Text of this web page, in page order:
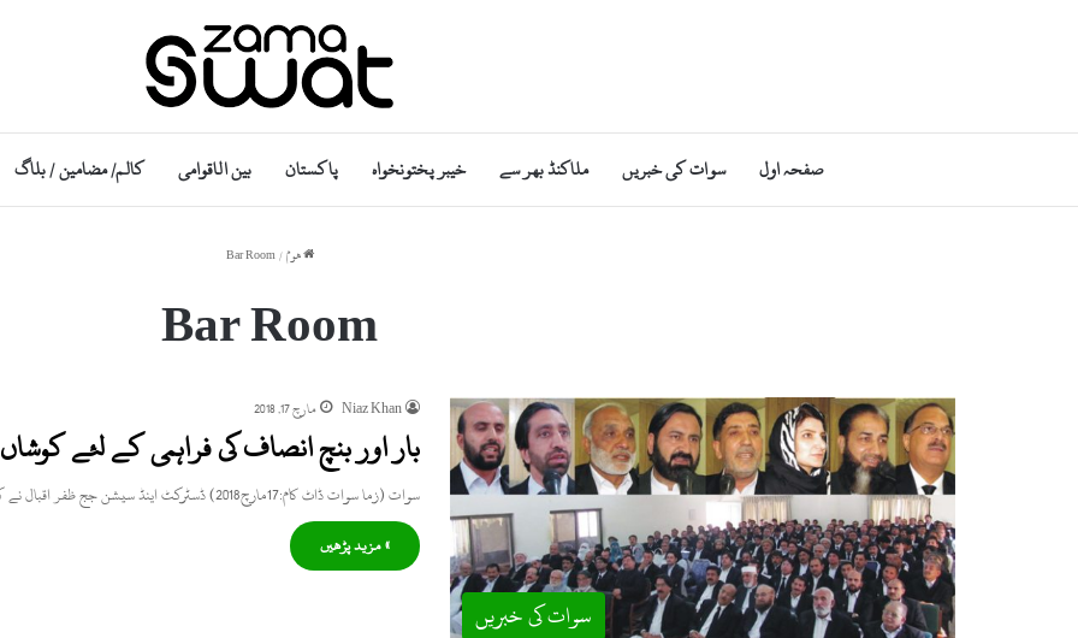
صفحہ اول سوات کی خبریں ملاکنڈ بھر سے خیبر پختونخواہ پاکستان بین الاقوامی کالم/ مضامین / بلاگ
ھوم /
Bar Room
Bar Room
سوات کی خبریں
Niaz Khan مارچ 17, 2018
بار اور بنچ انصاف کی فراہمی کے لئے
سوات (زما سوات ڈاٹ کام:17مارچ2018) ڈسٹرکٹ اینڈ سیشن جج ظفر اقبال نے کہا ہے کہ بار اور بینچ لازم و…
» مزید پڑھیں